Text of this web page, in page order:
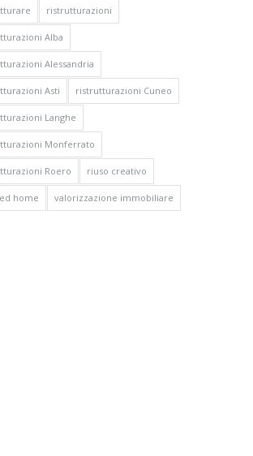
ristrutturazioni
Alba
Alessandria
Asti ristrutturazioni Cuneo
Langhe
Monferrato
Roero riuso creativo
home valorizzazione immobiliare